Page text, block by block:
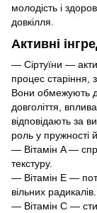
молодість і
довкілля.
Активні
— Сіртуїни —
процес
Вони обмежують
довголіття,
відповідають за
роль у пружності
— Вітамін A —
текстуру.
— Вітамін E —
вільних радикалів.
— Вітамін C —